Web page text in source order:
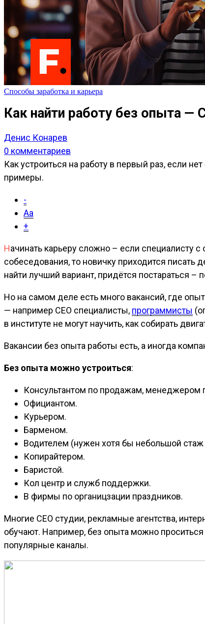
Способы заработка и карьера
Как найти работу без опыта
Денис Конарев
0 комментариев
Как устроиться на работу в первый раз, если
примеры.
-
Aa
+
Начинать карьеру сложно – если специалисту
собеседования, то новичку приходится писать
найти лучший вариант, придётся постараться –
Но на самом деле есть много вакансий, где
— например СЕО специалисты, программисты
в институте не могут научить, как собирать
Вакансии без опыта работы есть, а иногда
Без опыта можно устроиться:
Консультантом по продажам,
Официантом.
Курьером.
Барменом.
Водителем (нужен хотя бы небольшой
Копирайтером.
Баристой.
Кол центр и служб поддержки.
В фирмы по органицзации праздников.
Многие СЕО студии, рекламные агентства,
обучают. Например, без опыта можно
популярные каналы.